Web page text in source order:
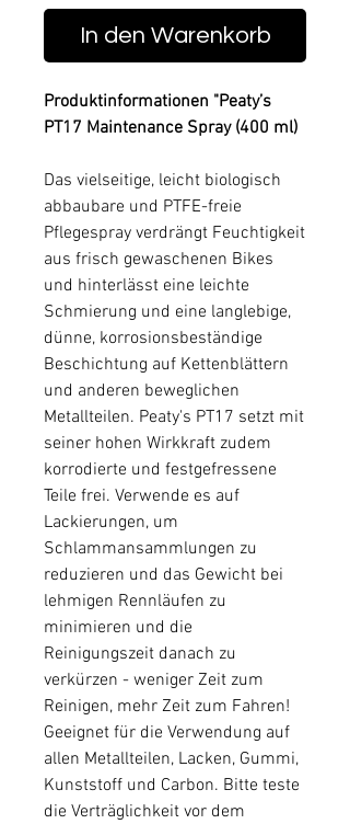
In den Warenkorb
Produktinformationen "Peaty’s
PT17 Maintenance Spray (400 ml)
Das vielseitige, leicht biologisch
abbaubare und PTFE-freie
Pflegespray verdrängt Feuchtigkeit
aus frisch gewaschenen Bikes
und hinterlässt eine leichte
Schmierung und eine langlebige,
dünne, korrosionsbeständige
Beschichtung auf Kettenblättern
und anderen beweglichen
Metallteilen. Peaty's PT17 setzt mit
seiner hohen Wirkkraft zudem
korrodierte und festgefressene
Teile frei. Verwende es auf
Lackierungen, um
Schlammansammlungen zu
reduzieren und das Gewicht bei
lehmigen Rennläufen zu
minimieren und die
Reinigungszeit danach zu
verkürzen - weniger Zeit zum
Reinigen, mehr Zeit zum Fahren!
Geeignet für die Verwendung auf
allen Metallteilen, Lacken, Gummi,
Kunststoff und Carbon. Bitte teste
die Verträglichkeit vor dem